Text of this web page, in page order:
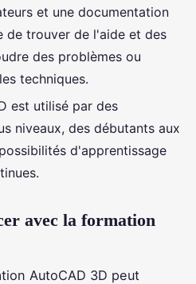
et une documentation
de trouver de l'aide et des
des problèmes ou
techniques.
est utilisé par des
niveaux, des débutants aux
d'apprentissage
avec la formation
AutoCAD 3D peut